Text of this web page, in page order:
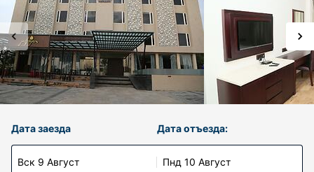
Дата заезда
Вск 9 Август
Дата отъезда:
Пнд 10 Август